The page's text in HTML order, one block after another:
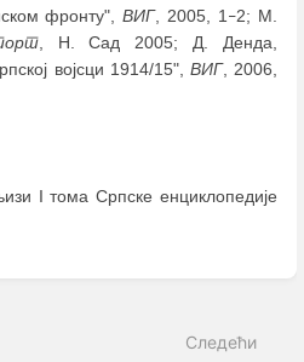
фронту",ВИГ, 2005, 1 –2; М.
, Н. Сад 2005; Д. Денда,
војсци 1914/15", ВИГ, 2006,
I тома Српске енциклопедије
Следећи